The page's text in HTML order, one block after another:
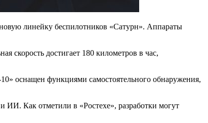
линейку беспилотников «Сатурн». Аппараты
скорость достигает 180 километров в час,
оснащен функциями самостоятельного обнаружения,
ИИ. Как отметили в «Ростехе», разработки могут